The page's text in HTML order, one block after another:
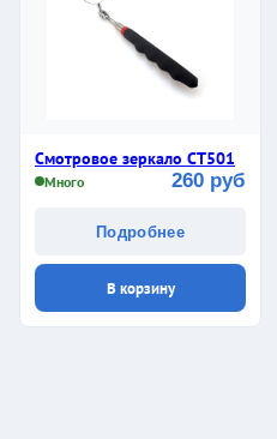
Смотровое зеркало CТ501
Много 260 руб
Подробнее
В корзину